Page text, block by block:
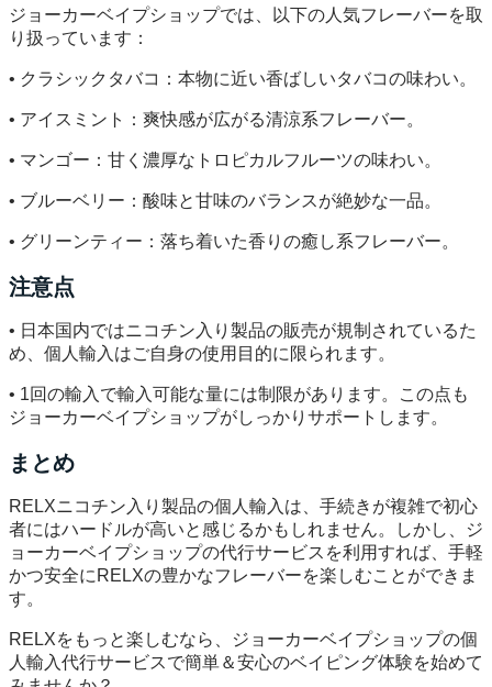
ジョーカーベイプショップでは、以下の人気フレーバーを取
り扱っています：
• クラシックタバコ：本物に近い香ばしいタバコの味わい。
• アイスミント：爽快感が広がる清涼系フレーバー。
• マンゴー：甘く濃厚なトロピカルフルーツの味わい。
• ブルーベリー：酸味と甘味のバランスが絶妙な一品。
• グリーンティー：落ち着いた香りの癒し系フレーバー。
注意点
• 日本国内ではニコチン入り製品の販売が規制されているた
め、個人輸入はご自身の使用目的に限られます。
• 1回の輸入で輸入可能な量には制限があります。この点も
ジョーカーベイプショップがしっかりサポートします。
まとめ
RELXニコチン入り製品の個人輸入は、手続きが複雑で初心
者にはハードルが高いと感じるかもしれません。しかし、ジ
ョーカーベイプショップの代行サービスを利用すれば、手軽
かつ安全にRELXの豊かなフレーバーを楽しむことができま
す。
RELXをもっと楽しむなら、ジョーカーベイプショップの個
人輸入代行サービスで簡単＆安心のベイピング体験を始めて